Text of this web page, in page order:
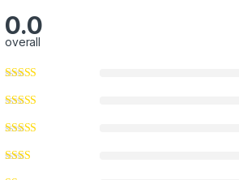
0.0
overall